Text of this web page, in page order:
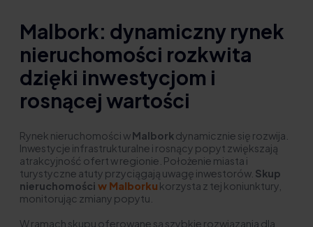
Malbork: dynamiczny rynek
nieruchomości rozkwita
dzięki inwestycjom i
rosnącej wartości
Rynek nieruchomości wMalborkdynamicznie się rozwija.
Inwestycje infrastrukturalne i rosnący popyt zwiększają
atrakcyjność ofert w regionie. Położenie miasta i
turystyczne atuty przyciągają uwagę inwestorów. Skup
nieruchomościw Malborku korzysta z tej koniunktury,
monitorując zmiany popytu.
W ramach skupu oferowane są szybkie rozwiązania dla